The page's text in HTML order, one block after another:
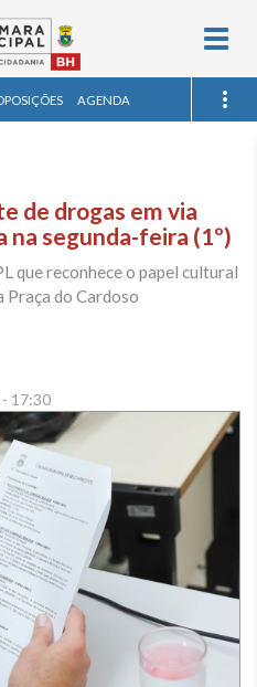
AGENDA
de drogas em via
na segunda-feira (1º)
que reconhece o papel cultural
Praça do Cardoso
17:30